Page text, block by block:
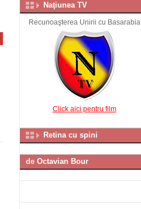
Naţiunea TV
Recunoaşterea Unirii cu Basarabia
Click aici pentru film
Retina cu spini
de Octavian Bour